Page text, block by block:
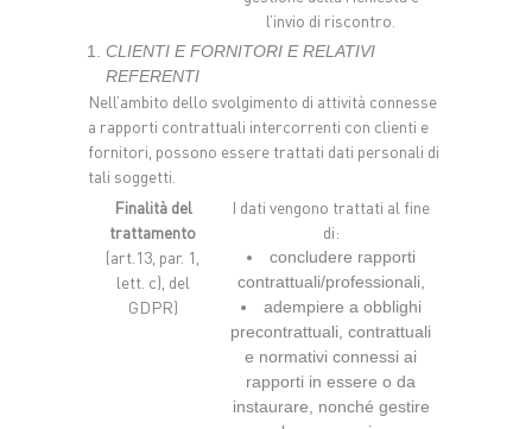
l’invio di riscontro.
CLIENTI E FORNITORI E RELATIVI
REFERENTI
Nell’ambito dello svolgimento di attività connesse
a rapporti contrattuali intercorrenti con clienti e
fornitori, possono essere trattati dati personali di
tali soggetti.
Finalità del
trattamento
(art.13, par. 1,
lett. c), del
GDPR)
I dati vengono trattati al fine
di:
concludere rapporti
contrattuali/professionali,
adempiere a obblighi
precontrattuali, contrattuali
e normativi connessi ai
rapporti in essere o da
instaurare, nonché gestire